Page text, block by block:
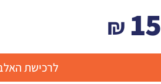
₪ 15
לרכישת